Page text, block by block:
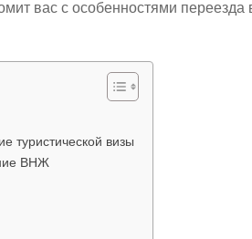
вас с особенностями
туристической визы
ВНЖ